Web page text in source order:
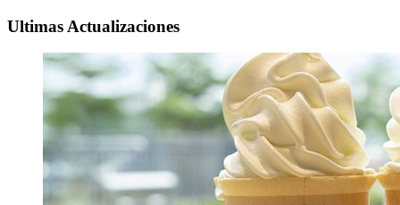
Ultimas Actualizaciones